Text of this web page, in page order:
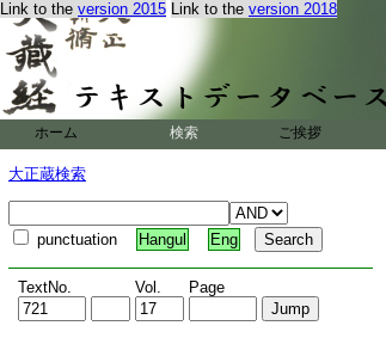
Link to the version 2015 Link to the version 2018
ホーム 検索 ご挨拶
大正蔵検索
punctuation Hangul Eng
TextNo. Vol. Page